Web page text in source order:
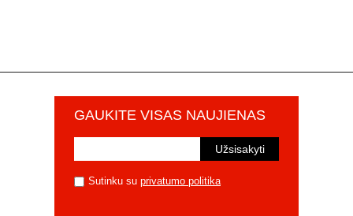
GAUKITE VISAS NAUJIENAS
Sutinku su privatumo politika